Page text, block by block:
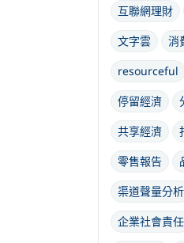
互聯網理財
文字雲
消
resourceful
停留經濟
共享經濟
零售報告
渠道聲量分析
企業社會責任